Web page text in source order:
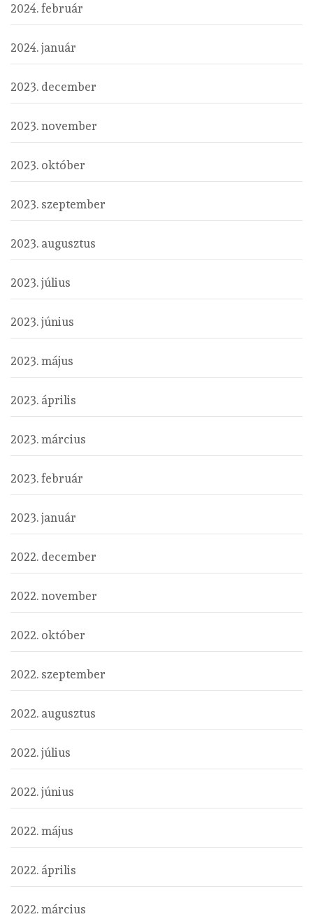
2024. február
2024. január
2023. december
2023. november
2023. október
2023. szeptember
2023. augusztus
2023. július
2023. június
2023. május
2023. április
2023. március
2023. február
2023. január
2022. december
2022. november
2022. október
2022. szeptember
2022. augusztus
2022. július
2022. június
2022. május
2022. április
2022. március